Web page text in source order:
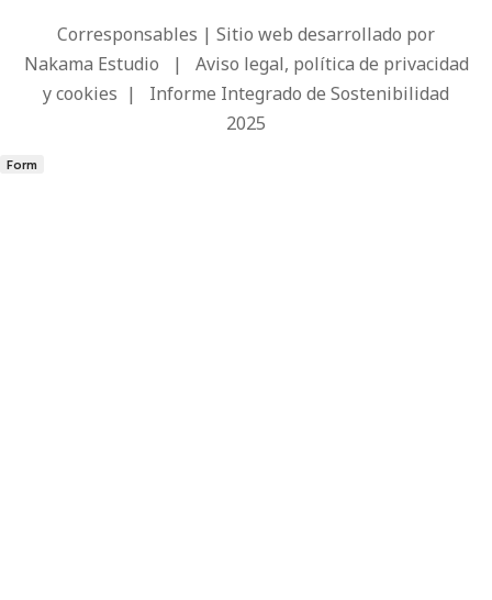
Corresponsables | Sitio web desarrollado por
Nakama Estudio | Aviso legal, política de privacidad
y cookies | Informe Integrado de Sostenibilidad
2025
Form